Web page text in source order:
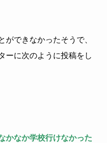
ができなかったそうで、
ーに次のように投稿をし
かなか学校行けなかった